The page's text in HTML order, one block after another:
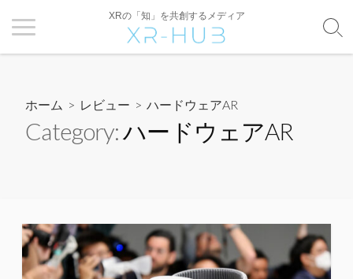
XRの「知」を共創するメディア
ホーム > レビュー >ハードウェアAR
Category:ハードウェアAR